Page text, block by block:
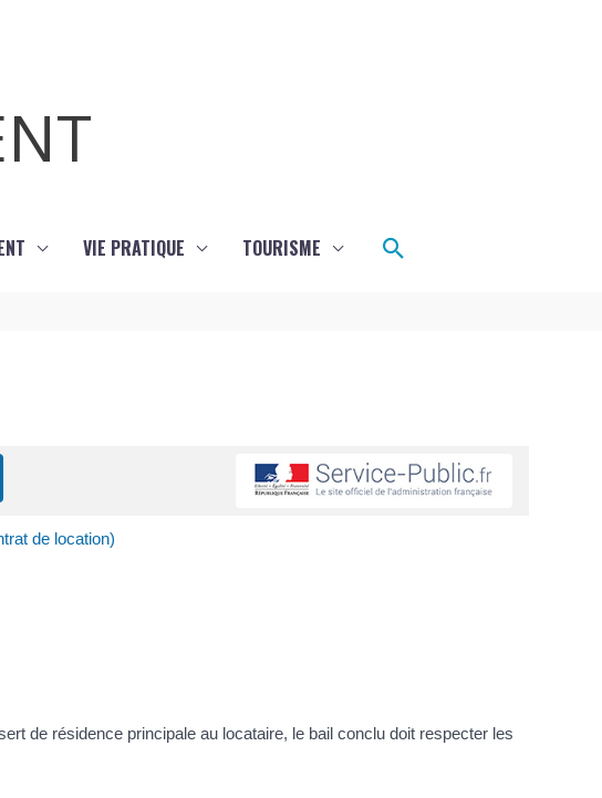
VIE PRATIQUE TOURISME Rechercher
de location)
de résidence principale au locataire, le bail conclu doit respecter les